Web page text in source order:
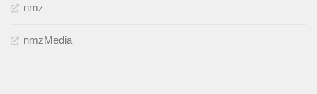
nmz
nmzMedia